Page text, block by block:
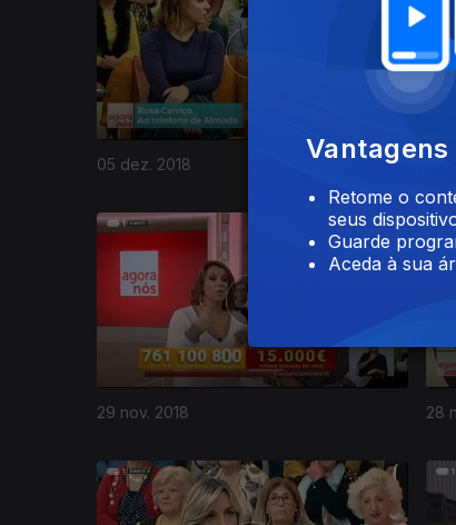
05 dez. 2018 04
29 nov. 2018 28
375455
Vantagens
Retome o
seus
Guarde
Aceda à sua